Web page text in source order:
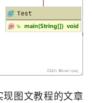
图文教程的文章